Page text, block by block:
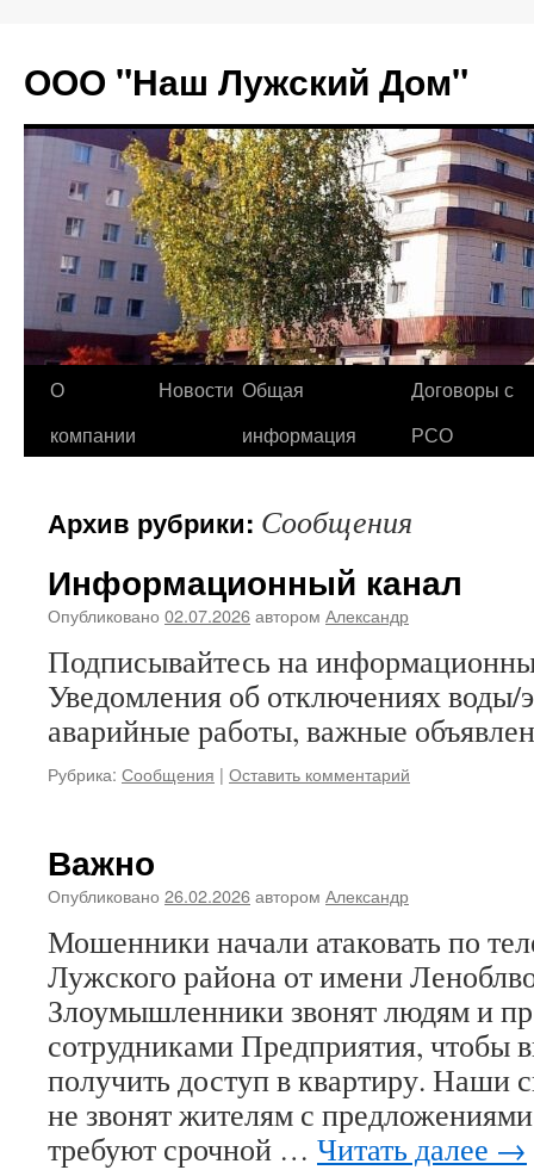
содержимому
ООО "Наш Лужский Дом"
О
компании
Новости Общая
информация
Договоры с
РСО
Архив рубрики: Сообщения
Информационный канал
Опубликовано 02.07.2026автором Александр
Подписывайтесь на
Уведомления об отключениях воды/
аварийные работы, важные
Рубрика: Сообщения | Оставить комментарий
Важно
Опубликовано 26.02.2026автором Александр
Мошенники начали атаковать по
Лужского района от имени
Злоумышленники звонят людям и
сотрудниками Предприятия, чтобы
получить доступ в квартиру. Наши
не звонят жителям с
требуют срочной … Читать далее →